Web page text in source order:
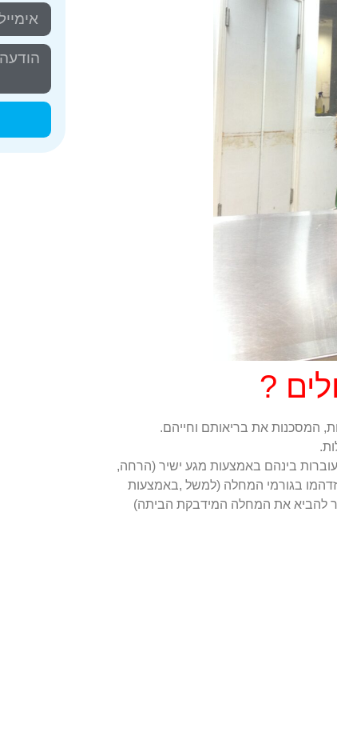
?
המסכנות את בריאותם וחייהם.
בינהם באמצעות מגע ישיר (הרחה,
בגורמי המחלה (למשל ,באמצעות
להביא את המחלה המידבקת הביתה)